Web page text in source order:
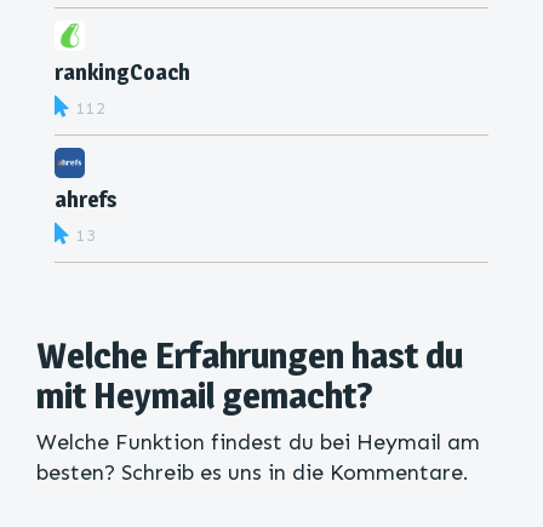
rankingCoach
112
ahrefs
13
Welche Erfahrungen hast du
mit Heymail gemacht?
Welche Funktion findest du bei Heymail am
besten? Schreib es uns in die Kommentare.